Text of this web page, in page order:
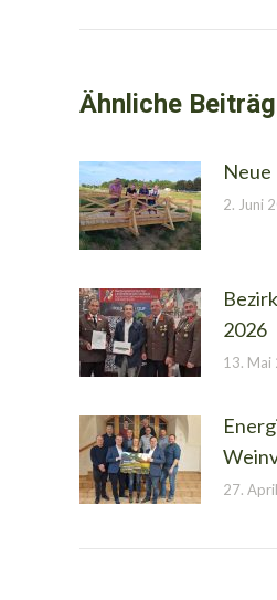
Ähnliche
Neue
2. Juni
2026
13. Mai
27.